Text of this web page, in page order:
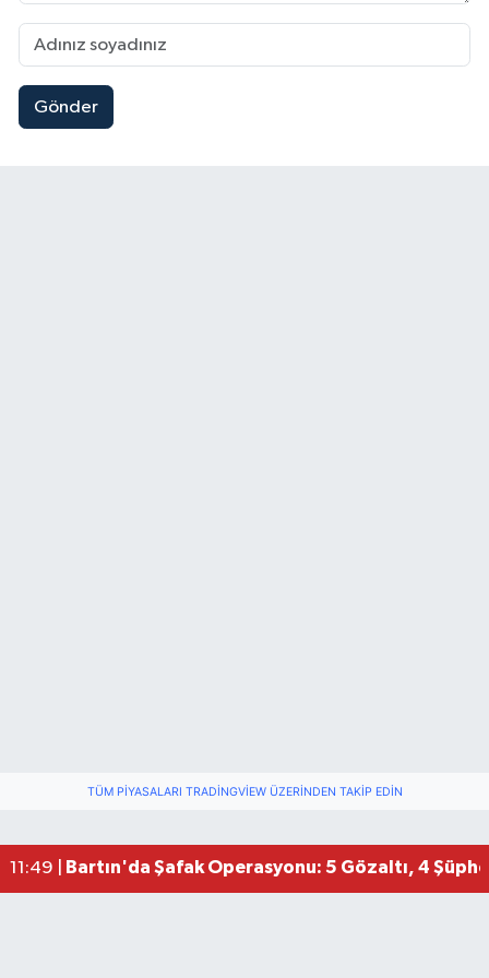
Gönder
TÜM PIYASALARI TRADINGVIEW ÜZERINDEN TAKIP EDIN
11:49 | Bartın'da Şafak Operasyonu: 5 Gözaltı, 4